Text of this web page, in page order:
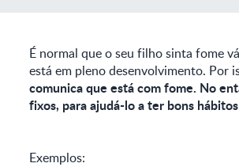
É normal que o seu filho sinta fome
está em pleno desenvolvimento. Por
comunica que está com fome. No
fixos, para ajudá-lo a ter bons
Exemplos: